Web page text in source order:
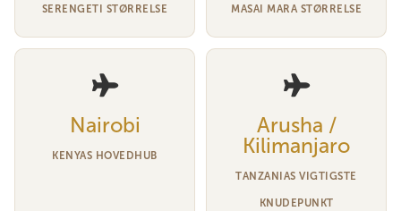
SERENGETI STØRRELSE MASAI MARA STØRRELSE
Nairobi
KENYAS HOVEDHUB
Arusha /
Kilimanjaro
TANZANIAS VIGTIGSTE
KNUDEPUNKT